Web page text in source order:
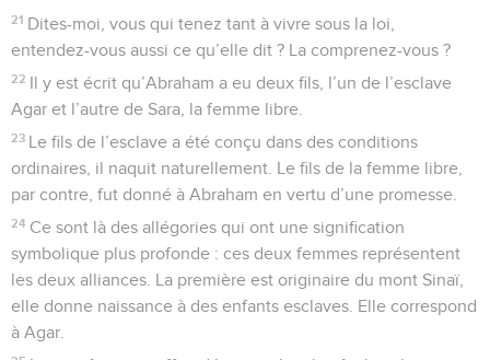
21 Dites-moi, vous qui tenez tant à vivre sous la loi,
entendez-vous aussi ce qu’elle dit ? La comprenez-vous ?
22 Il y est écrit qu’Abraham a eu deux fils, l’un de l’esclave
Agar et l’autre de Sara, la femme libre.
23 Le fils de l’esclave a été conçu dans des conditions
ordinaires, il naquit naturellement. Le fils de la femme libre,
par contre, fut donné à Abraham en vertu d’une promesse.
24 Ce sont là des allégories qui ont une signification
symbolique plus profonde : ces deux femmes représentent
les deux alliances. La première est originaire du mont Sinaï,
elle donne naissance à des enfants esclaves. Elle correspond
à Agar.